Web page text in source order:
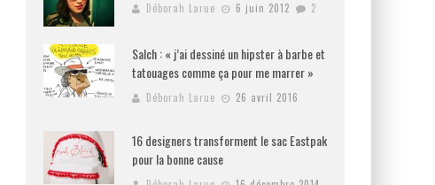
Déborah Larue 6 juin 2012 2
Salch : « j’ai dessiné un hipster à barbe et
tatouages comme ça pour me marrer »
Déborah Larue 26 avril 2016
16 designers transforment le sac Eastpak
pour la bonne cause